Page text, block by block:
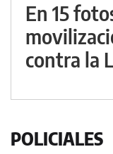
En 15
contra la
POLICIALES